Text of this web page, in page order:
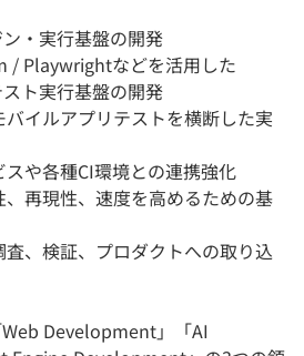
・実行基盤の開発
/ Playwrightなどを活用した
ト実行基盤の開発
イルアプリテストを横断した実
や各種CI環境との連携強化
再現性、速度を高めるための基
、検証、プロダクトへの取り込
Development」「AI